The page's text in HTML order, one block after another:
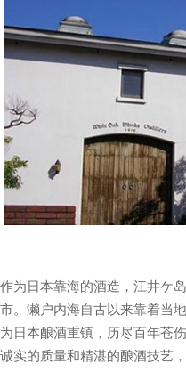
作为日本靠海的酒造，江井ケ
市。濑户内海自古以来靠着当
为日本酿酒重镇，历尽百年苍
诚实的质量和精湛的酿酒技艺